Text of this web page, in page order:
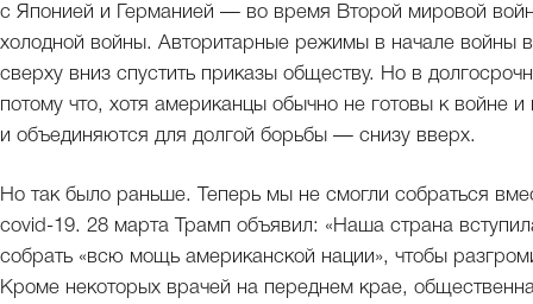
с Японией и Германией — во время Второй мировой
холодной войны. Авторитарные режимы в начале войны
сверху вниз спустить приказы обществу. Но в
потому что, хотя американцы обычно не готовы к войне
и объединяются для долгой борьбы — снизу вверх.
Но так было раньше. Теперь мы не смогли собраться
covid-19. 28 марта Трамп объявил: «Наша страна
собрать «всю мощь американской нации», чтобы
Кроме некоторых врачей на переднем крае,